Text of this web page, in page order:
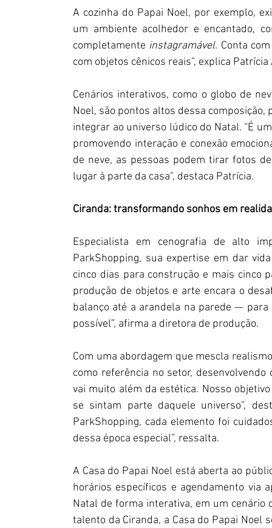
A cozinha do Papai Noel, por exemplo,
um ambiente acolhedor e encantado,
completamente instagramável. Conta
com objetos cênicos reais”, explica
Cenários interativos, como o globo de
Noel, são pontos altos dessa
integrar ao universo lúdico do Natal. “É
promovendo interação e conexão
de neve, as pessoas podem tirar fotos
lugar à parte da casa”, destaca Patrícia.
Ciranda: transformando sonhos em
Especialista em cenografia de alto
ParkShopping, sua expertise em dar
cinco dias para construção e mais cinco
produção de objetos e arte encara o
balanço até a arandela na parede —
possível”, afirma a diretora de produção.
Com uma abordagem que mescla
como referência no setor,
vai muito além da estética. Nosso
se sintam parte daquele universo”,
ParkShopping, cada elemento foi
dessa época especial”, ressalta.
A Casa do Papai Noel está aberta ao
horários específicos e agendamento via
Natal de forma interativa, em um cenário
talento da Ciranda, a Casa do Papai